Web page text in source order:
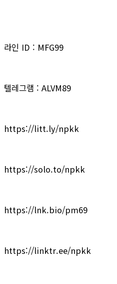
라인 ID : MFG99
텔레그램 : ALVM89
https://litt.ly/npkk
https://solo.to/npkk
https://lnk.bio/pm69
https://linktr.ee/npkk